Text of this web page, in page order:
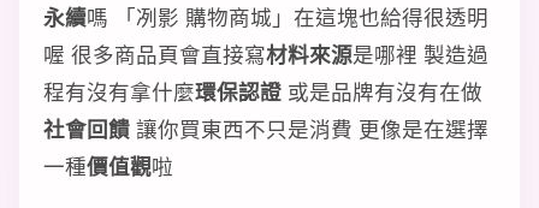
永續嗎 「冽影 購物商城」在這塊也給得很透明
喔 很多商品頁會直接寫材料來源是哪裡 製造過
程有沒有拿什麼環保認證 或是品牌有沒有在做
社會回饋 讓你買東西不只是消費 更像是在選擇
一種價值觀啦